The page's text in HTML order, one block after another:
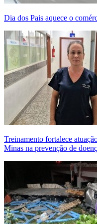
Dia dos Pais aquece o
Treinamento fortalece
Minas na prevenção de